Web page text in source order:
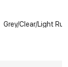
Grey/Clear/Light